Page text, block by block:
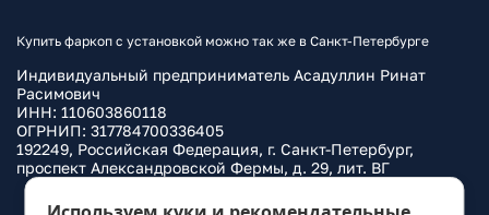
Купить фаркоп с установкой можно так же в Санкт-Петербурге
Индивидуальный предприниматель Асадуллин Ринат
Расимович
ИНН: 110603860118
ОГРНИП: 317784700336405
192249, Российская Федерация, г. Санкт-Петербург,
проспект Александровской Фермы, д. 29, лит. ВГ
Политика конфиденциальности